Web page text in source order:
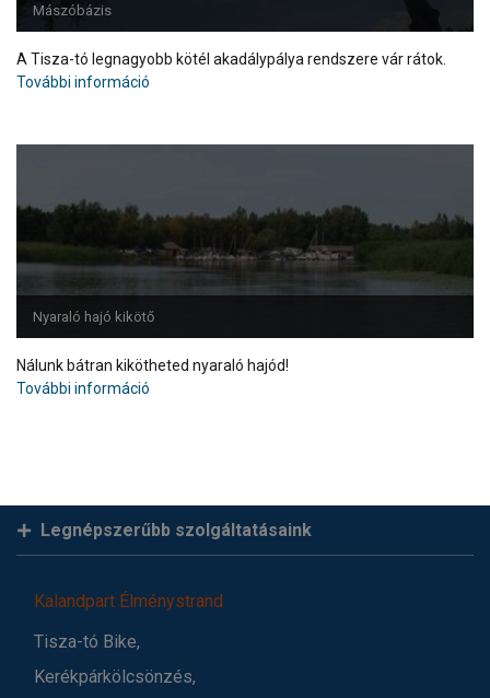
Mászóbázis
A Tisza-tó legnagyobb kötél akadálypálya rendszere vár rátok.
További információ
Nyaraló hajó kikötő
Nálunk bátran kikötheted nyaraló hajód!
További információ
Legnépszerűbb szolgáltatásaink
Kalandpart Élménystrand
Tisza-tó Bike,
Kerékpárkölcsönzés,